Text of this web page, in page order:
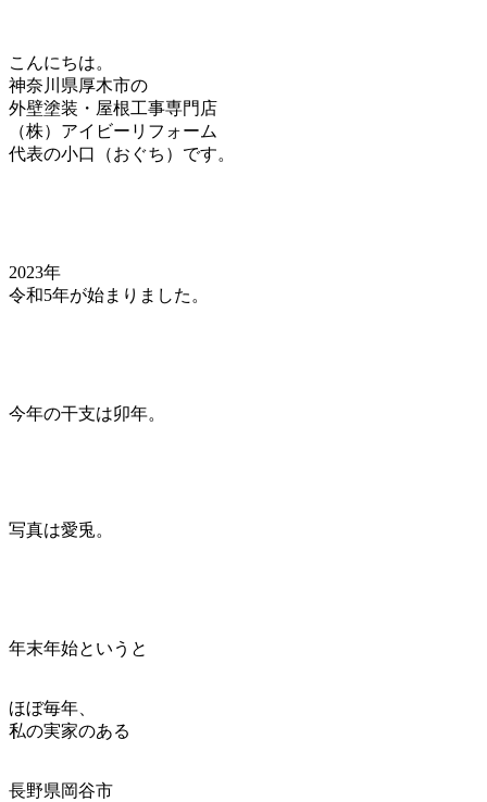
こんにちは。
神奈川県厚木市の
外壁塗装・屋根工事専門店
（株）アイビーリフォーム
代表の小口（おぐち）です。
2023年
令和5年が始まりました。
今年の干支は卯年。
写真は愛兎。
年末年始というと
ほぼ毎年、
私の実家のある
長野県岡谷市